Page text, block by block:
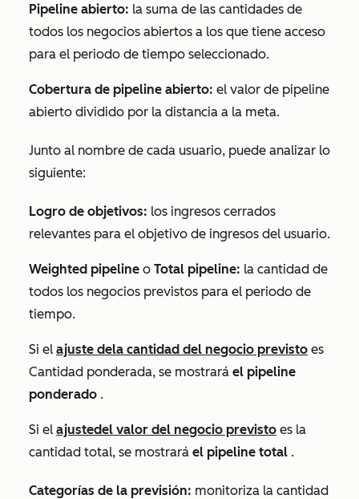
Pipeline abierto: la suma de las cantidades de
todos los negocios abiertos a los que tiene acceso
para el periodo de tiempo seleccionado.
Cobertura de pipeline abierto: el valor de pipeline
abierto dividido por la distancia a la meta.
Junto al nombre de cada usuario, puede analizar lo
siguiente:
Logro de objetivos: los ingresos cerrados
relevantes para el objetivo de ingresos del usuario.
Weighted pipeline o Total pipeline: la cantidad de
todos los negocios previstos para el periodo de
tiempo.
Si el ajuste dela cantidad del negocio previsto es
Cantidad ponderada, se mostrará el pipeline
ponderado .
Si el ajustedel valor del negocio previsto es la
cantidad total, se mostrará el pipeline total .
Categorías de la previsión: monitoriza la cantidad